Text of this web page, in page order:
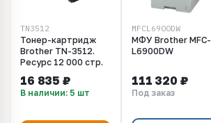
TN3512
Тонер-картридж
Brother TN-3512.
Ресурс 12 000 стр.
16 835 ₽
В наличии: 5 шт
MFCL6900DW
МФУ Brother MFC-
L6900DW
111 320 ₽
Под заказ